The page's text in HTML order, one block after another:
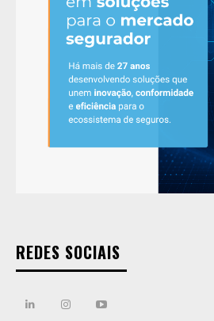
REDES SOCIAIS